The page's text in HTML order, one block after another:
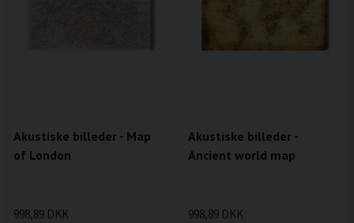
Akustiske billeder - Map
of London
998,89 DKK
Akustiske billeder -
Ancient world map
998,89 DKK